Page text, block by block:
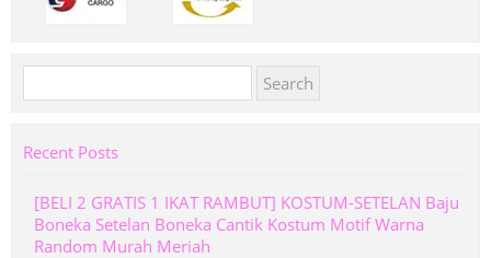
for:
Recent Posts
[BELI 2 GRATIS 1 IKAT RAMBUT] KOSTUM-SETELAN Baju
Boneka Setelan Boneka Cantik Kostum Motif Warna
Random Murah Meriah